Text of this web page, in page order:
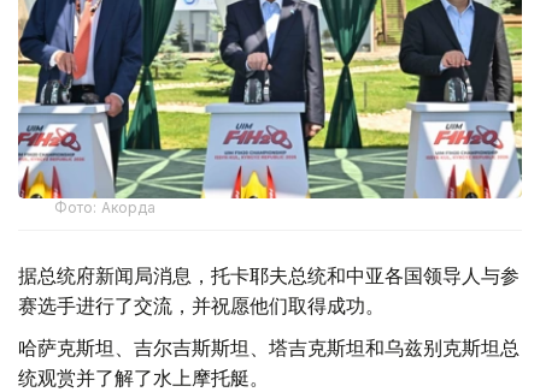
Фото: Акорда
据总统府新闻局消息，托卡耶夫总统和中亚各国领导人与参
赛选手进行了交流，并祝愿他们取得成功。
哈萨克斯坦、吉尔吉斯斯坦、塔吉克斯坦和乌兹别克斯坦总
统观赏并了解了水上摩托艇。